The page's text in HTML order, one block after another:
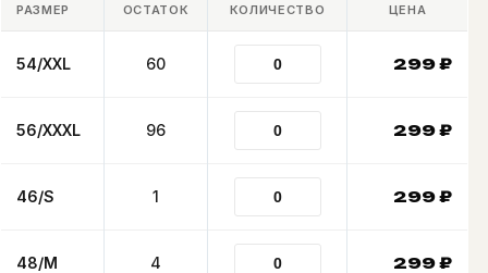
РАЗМЕР ОСТАТОК КОЛИЧЕСТВО ЦЕНА
54/XXL 60 299₽
56/XXXL 96 299₽
46/S 1 299₽
48/M 4 299₽